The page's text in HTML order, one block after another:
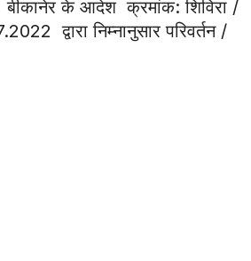
बीकानेर के आदेश क्रमांक: शिविरा /
द्वारा निम्नानुसार परिवर्तन /